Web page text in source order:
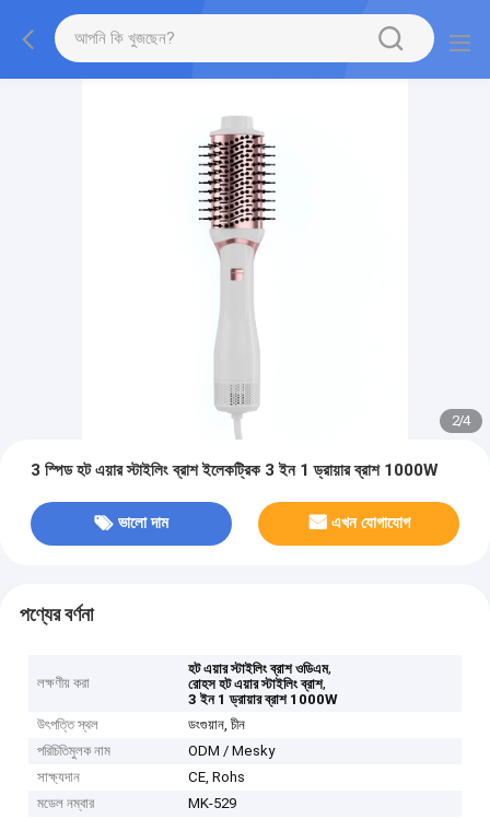
2/4
3 স্পিড হট এয়ার স্টাইলিং ব্রাশ ইলেকট্রিক 3 ইন 1 ড্রায়ার ব্রাশ 1000W
ভালো দাম এখন যোগাযোগ
পণ্যের বর্ণনা
লক্ষণীয় করা
হট এয়ার স্টাইলিং ব্রাশ ওডিএম,
রোহস হট এয়ার স্টাইলিং ব্রাশ,
3 ইন 1 ড্রায়ার ব্রাশ 1000W
উৎপত্তি স্থল
ডংগুয়ান, চীন
পরিচিতিমুলক নাম
ODM / Mesky
সাক্ষ্যদান
CE, Rohs
মডেল নম্বার
MK-529